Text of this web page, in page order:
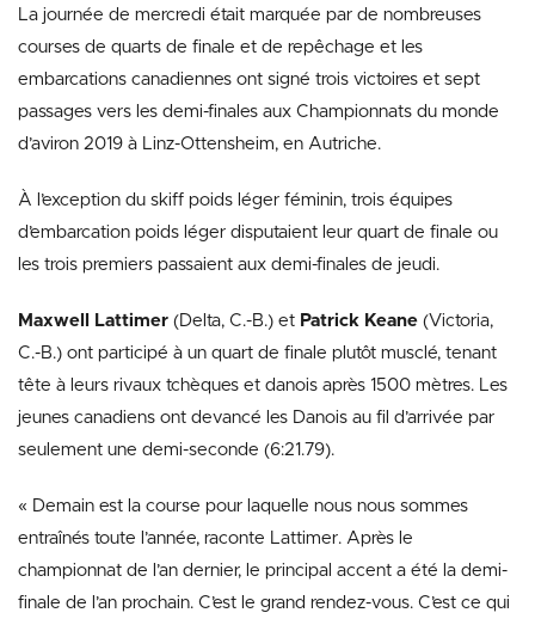
La journée de mercredi était marquée par de nombreuses
courses de quarts de finale et de repêchage et les
embarcations canadiennes ont signé trois victoires et sept
passages vers les demi-finales aux Championnats du monde
d’aviron 2019 à Linz-Ottensheim, en Autriche.
À l’exception du skiff poids léger féminin, trois équipes
d’embarcation poids léger disputaient leur quart de finale ou
les trois premiers passaient aux demi-finales de jeudi.
Maxwell Lattimer (Delta, C.-B.) et Patrick Keane (Victoria,
C.-B.) ont participé à un quart de finale plutôt musclé, tenant
tête à leurs rivaux tchèques et danois après 1500 mètres. Les
jeunes canadiens ont devancé les Danois au fil d’arrivée par
seulement une demi-seconde (6:21.79).
« Demain est la course pour laquelle nous nous sommes
entraînés toute l’année, raconte Lattimer. Après le
championnat de l’an dernier, le principal accent a été la demi-
finale de l’an prochain. C’est le grand rendez-vous. C’est ce qui